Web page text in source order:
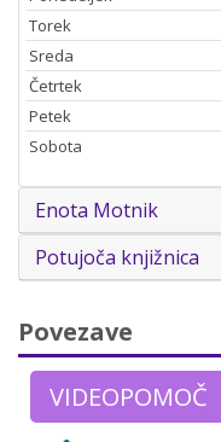
Torek
Sreda
Četrtek
Petek
Sobota
Enota Motnik
Potujoča knjižnica
Povezave
VIDEOPOMOČ